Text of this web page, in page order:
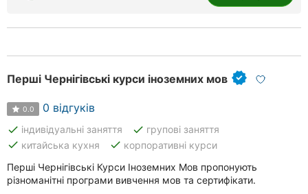
Перші Чернігівські курси іноземних мов
0.0 0 відгуків
done індивідуальні заняття done групові заняття
done китайська кухня done корпоративні курси
Перші Чернігівські Курси Іноземних Мов пропонують
різноманітні програми вивчення мов та сертифікати.